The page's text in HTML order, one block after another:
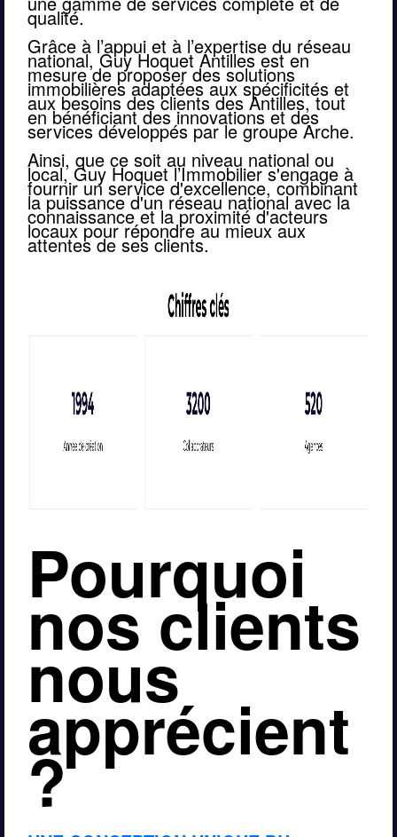
qualité.
Grâce à l’appui et à l’expertise du réseau
national, Guy Hoquet Antilles est en
mesure de proposer des solutions
immobilières adaptées aux spécificités et
aux besoins des clients des Antilles, tout
en bénéficiant des innovations et des
services développés par le groupe Arche.
Ainsi, que ce soit au niveau national ou
local, Guy Hoquet l’Immobilier s'engage à
fournir un service d'excellence, combinant
la puissance d'un réseau national avec la
connaissance et la proximité d'acteurs
locaux pour répondre au mieux aux
attentes de ses clients.
Pourquoi
nos clients
nous
apprécient
?